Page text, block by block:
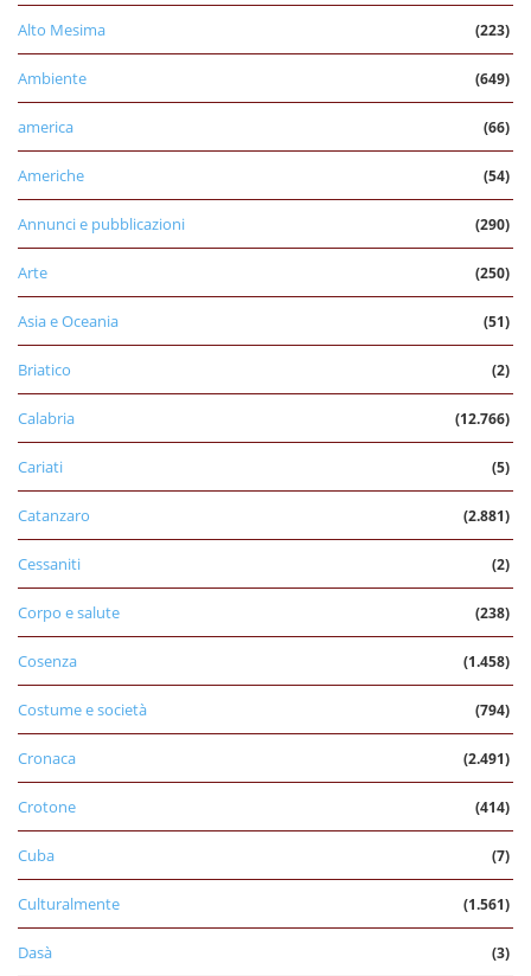
Alto Mesima (223)
Ambiente (649)
america (66)
Americhe (54)
Annunci e pubblicazioni (290)
Arte (250)
Asia e Oceania (51)
Briatico (2)
Calabria (12.766)
Cariati (5)
Catanzaro (2.881)
Cessaniti (2)
Corpo e salute (238)
Cosenza (1.458)
Costume e società (794)
Cronaca (2.491)
Crotone (414)
Cuba (7)
Culturalmente (1.561)
Dasà (3)